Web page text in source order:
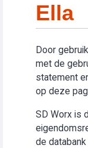
Ella
Door
met de
statement
op deze
SD Worx is
de databank